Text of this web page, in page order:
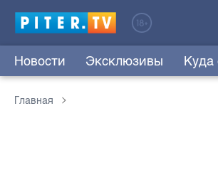
Новости Эксклюзивы Куда
Главная